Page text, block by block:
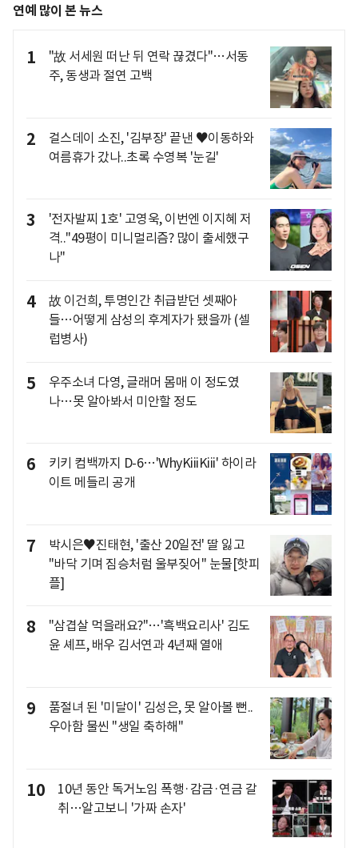
연예 많이 본 뉴스
1
"故 서세원 떠난 뒤 연락 끊겼다"…서동
주, 동생과 절연 고백
2
걸스데이 소진, '김부장' 끝낸 ♥이동하와
여름휴가 갔나..초록 수영복 '눈길'
3
'전자발찌 1호' 고영욱, 이번엔 이지혜 저
격.."49평이 미니멀리즘? 많이 출세했구
나"
4
故 이건희, 투명인간 취급받던 셋째아
들…어떻게 삼성의 후계자가 됐을까 (셀
럽병사)
5
우주소녀 다영, 글래머 몸매 이 정도였
나…못 알아봐서 미안할 정도
6
키키 컴백까지 D-6…'WhyKiiiKiii' 하이라
이트 메들리 공개
7
박시은♥진태현, '출산 20일전' 딸 잃고
"바닥 기며 짐승처럼 울부짖어" 눈물[핫피
플]
8
"삼겹살 먹을래요?"…'흑백요리사' 김도
윤 셰프, 배우 김서연과 4년째 열애
9
품절녀 된 '미달이' 김성은, 못 알아볼 뻔..
우아함 물씬 "생일 축하해"
10
10년 동안 독거노임 폭행·감금·연금 갈
취…알고보니 '가짜 손자'